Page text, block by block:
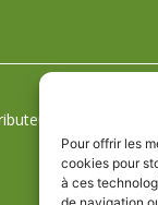
Pour offrir les
cookies pour
à ces